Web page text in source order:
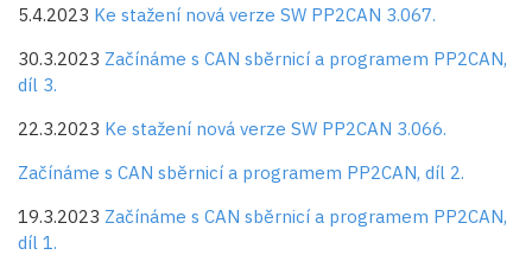
5.4.2023 Ke stažení nová verze SW PP2CAN 3.067.
30.3.2023 Začínáme s CAN sběrnicí a programem PP2CAN,
díl 3.
22.3.2023 Ke stažení nová verze SW PP2CAN 3.066.
Začínáme s CAN sběrnicí a programem PP2CAN, díl 2.
19.3.2023 Začínáme s CAN sběrnicí a programem PP2CAN,
díl 1.